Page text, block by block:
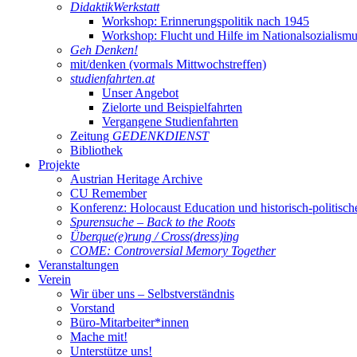
DidaktikWerkstatt
Workshop: Erinnerungspolitik nach 1945
Workshop: Flucht und Hilfe im
Geh Denken!
mit/denken (vormals Mittwochstreffen)
studienfahrten.at
Unser Angebot
Zielorte und Beispielfahrten
Vergangene Studienfahrten
Zeitung GEDENKDIENST
Bibliothek
Projekte
Austrian Heritage Archive
CU Remember
Konferenz: Holocaust Education und historisch-
Spurensuche – Back to the Roots
Überque(e)rung / Cross(dress)ing
COME: Controversial Memory Together
Veranstaltungen
Verein
Wir über uns – Selbstverständnis
Vorstand
Büro-Mitarbeiter*innen
Mache mit!
Unterstütze uns!